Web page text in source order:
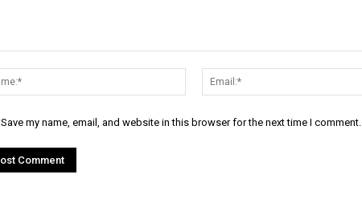
Name:*
Save my name, email, and website in this browser for the next time I comment.